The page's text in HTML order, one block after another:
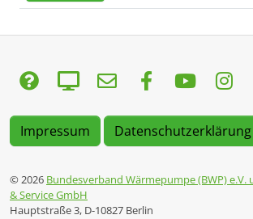
Impressum Datenschutzerklärung
© 2026 Bundesverband Wärmepumpe (BWP) e.V.
& Service GmbH
Hauptstraße 3, D-10827 Berlin